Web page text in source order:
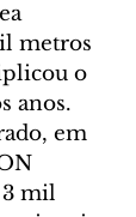
metros
o
anos.
em
3 mil